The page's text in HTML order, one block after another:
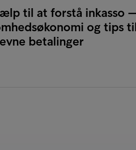
til at forstå inkasso
og tips
betalinger